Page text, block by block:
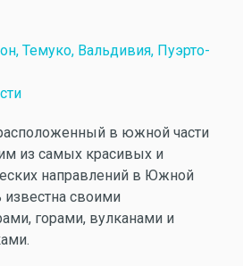
Темуко, Вальдивия, Пуэрто-
в южной части
из самых красивых и
направлений в Южной
известна своими
горами, вулканами и